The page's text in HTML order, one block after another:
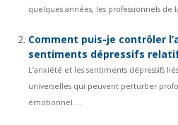
quelques années, les professionnels de
Comment puis-je contrôler
sentiments dépressifs
L’anxiété et les sentiments dépressifs
universelles qui peuvent perturber
émotionnel....